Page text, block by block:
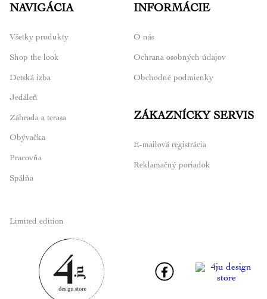
NAVIGÁCIA
Všetky produkty
Shop the look
Detská izba
Jedáleň
Záhrada a terasa
Obývačka
Pracovňa
Spálňa
Limited edition
INFORMÁCIE
O nás
Ochrana osobných údajov
Obchodné podmienky
ZÁKAZNÍCKY SERVIS
E-mailová registrácia
Reklamačný poriadok